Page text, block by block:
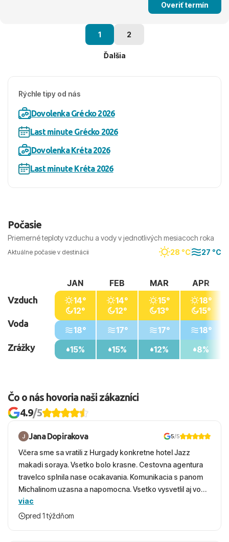
Overiť termín
1 2
Ďalšia
Rýchle tipy od nás
Dovolenka Grécko 2026
Last minute Grécko 2026
Dovolenka Kréta 2026
Last minute Kréta 2026
Počasie
Priemerné teploty vzduchu a vody v jednotlivých mesiacoch roka
Aktuálne počasie v destinácii 28 °C 27 °C
Vzduch
Voda
Zrážky
JAN
14°
12°
18°
15%
FEB
14°
12°
17°
15%
MAR
15°
13°
17°
12%
APR
18°
15°
18°
8%
Čo o nás hovoria naši zákazníci
4.9/5
Jana Dopirakova 5/5
Včera sme sa vratili z Hurgady konkretne hotel Jazz
makadi soraya. Vsetko bolo krasne. Cestovna agentura
travelco splnila nase ocakavania. Komunikacia s panom
Michalinom uzasna a napomocna. Vsetko vysvetlil aj vo
vecernych hodinach zaco sa ospravedlnujem. Hotel
krasny, cisty. Sluzby top. Strava, prostredie, more,
viac
pred 1 týždňom